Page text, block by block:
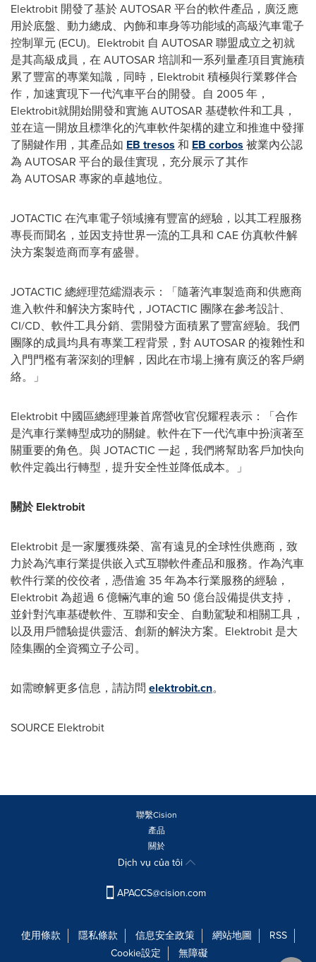
Elektrobit 開發了基於 AUTOSAR 平台的軟件產品，廣泛應
用於底盤、動力總成、內飾和車身等功能域的高級汽車電子
控制單元 (ECU)。Elektrobit 自 AUTOSAR 聯盟成立之初就
是其高級成員，在 AUTOSAR 培訓和一系列量產項目實施積
累了豐富的專業知識，同時，Elektrobit 積極與行業夥伴合
作，加速實現下一代汽車平台的開發。自 2005 年，
Elektrobit就開始開發和實施 AUTOSAR 基礎軟件和工具，
並在這一開放且標準化的汽車軟件架構的建立和推進中發揮
了關鍵作用，其產品如 EB tresos 和 EB corbos 被業內公認
為 AUTOSAR 平台的最佳實現，充分展示了其作
為 AUTOSAR 專家的卓越地位。
JOTACTIC 在汽車電子領域擁有豐富的經驗，以其工程服務
專長而聞名，並因支持世界一流的工具和 CAE 仿真軟件解
決方案製造商而享有盛譽。
JOTACTIC 總經理范繻淵表示：「隨著汽車製造商和供應商
進入軟件和解決方案時代，JOTACTIC 團隊在參考設計、
CI/CD、軟件工具分銷、雲開發方面積累了豐富經驗。我們
團隊的成員均具有專業工程背景，對 AUTOSAR 的複雜性和
入門門檻有著深刻的理解，因此在市場上擁有廣泛的客戶網
絡。」
Elektrobit 中國區總經理兼首席營收官倪耀程表示：「合作
是汽車行業轉型成功的關鍵。軟件在下一代汽車中扮演著至
關重要的角色。與 JOTACTIC 一起，我們將幫助客戶加快向
軟件定義出行轉型，提升安全性並降低成本。」
關於Elektrobit
Elektrobit 是一家屢獲殊榮、富有遠見的全球性供應商，致
力於為汽車行業提供嵌入式互聯軟件產品和服務。作為汽車
軟件行業的佼佼者，憑借逾 35 年為本行業服務的經驗，
Elektrobit 為超過 6 億輛汽車的逾 50 億台設備提供支持，
並針對汽車基礎軟件、互聯和安全、自動駕駛和相關工具，
以及用戶體驗提供靈活、創新的解決方案。Elektrobit 是大
陸集團的全資獨立子公司。
如需瞭解更多信息，請訪問 elektrobit.cn。
SOURCE Elektrobit
聯繫Cision
產品
關於
Dịch vụ của tôi
APACCS@cision.com
使用條款 隱私條款 信息安全政策 網站地圖
RSS
Cookie設定
無障礙